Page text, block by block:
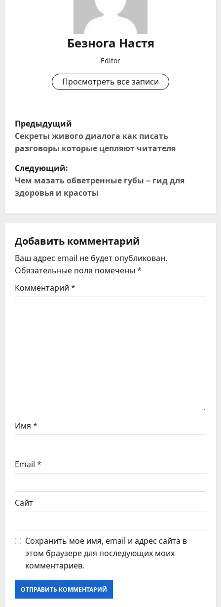
Безнога Настя
Editor
Просмотреть все записи
Н
а
в
и
г
ц
и
я
и
с
я
м
Предыдущий
Секреты живого диалога как писать
разговоры которые цепляют читателя
Следующий:
Чем мазать обветренные губы – гид для
здоровья и красоты
Добавить комментарий
Ваш адрес email не будет опубликован.
Обязательные поля помечены *
Комментарий *
Имя *
Email *
Сайт
Сохранить моё имя, email и адрес сайта в
этом браузере для последующих моих
комментариев.